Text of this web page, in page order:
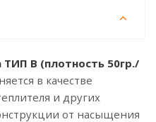
B (плотность 50гр./
в качестве
и других
от насыщения